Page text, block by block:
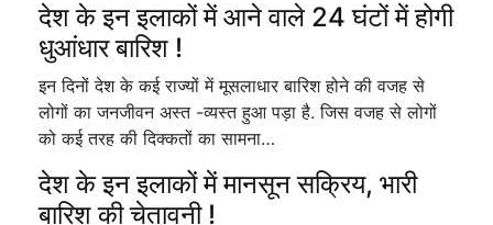
देश के इन इलाकों में आने वाले 24 घंटों में होगी
धुआंधार बारिश !
इन दिनों देश के कई राज्यों में मूसलाधार बारिश होने की वजह से
लोगों का जनजीवन अस्त -व्यस्त हुआ पड़ा है. जिस वजह से लोगों
को कई तरह की दिक्कतों का सामना…
देश के इन इलाकों में मानसून सक्रिय, भारी
बारिश की चेतावनी !